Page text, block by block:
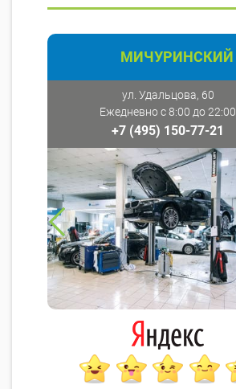
МИЧУРИНСКИЙ
ул. Удальцова, 60
Ежедневно с 8:00 до 22:00
+7 (495) 150-77-21